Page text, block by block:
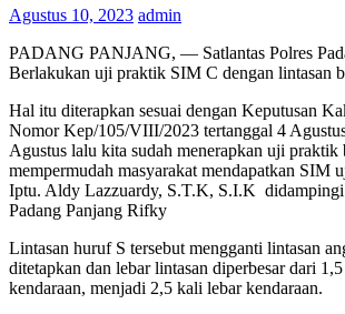
Agustus 10, 2023 admin
PADANG PANJANG, — Satlantas Polres
Berlakukan uji praktik SIM C dengan lintasan
Hal itu diterapkan sesuai dengan Keputusan
Nomor Kep/105/VIII/2023 tertanggal 4
Agustus lalu kita sudah menerapkan uji praktik
mempermudah masyarakat mendapatkan SIM
Iptu. Aldy Lazzuardy, S.T.K, S.I.K
Padang Panjang Rifky
Lintasan huruf S tersebut mengganti lintasan
ditetapkan dan lebar lintasan diperbesar dari
kendaraan, menjadi 2,5 kali lebar kendaraan.